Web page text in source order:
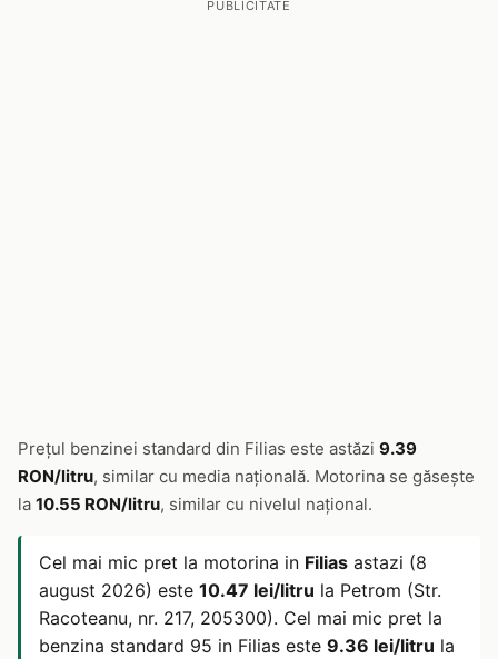
PUBLICITATE
Prețul benzinei standard din Filias este astăzi 9.39
RON/litru, similar cu media națională. Motorina se găsește
la 10.55 RON/litru, similar cu nivelul național.
Cel mai mic pret la motorina in Filias astazi (8
august 2026) este 10.47 lei/litru la Petrom (Str.
Racoteanu, nr. 217, 205300). Cel mai mic pret la
benzina standard 95 in Filias este 9.36 lei/litru la